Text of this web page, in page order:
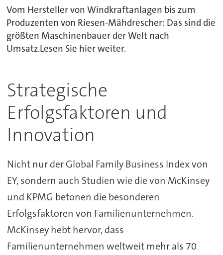
Vom Hersteller von Windkraftanlagen bis zum
Produzenten von Riesen-Mähdrescher: Das sind die
größten Maschinenbauer der Welt nach
Umsatz.Lesen Sie hier weiter.
Strategische
Erfolgsfaktoren und
Innovation
Nicht nur der Global Family Business Index von
EY, sondern auch Studien wie die von McKinsey
und KPMG betonen die besonderen
Erfolgsfaktoren von Familienunternehmen.
McKinsey hebt hervor, dass
Familienunternehmen weltweit mehr als 70